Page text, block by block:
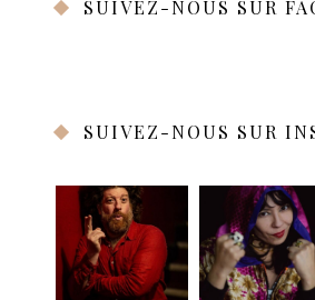
SUIVEZ-NOUS SUR
SUIVEZ-NOUS SUR